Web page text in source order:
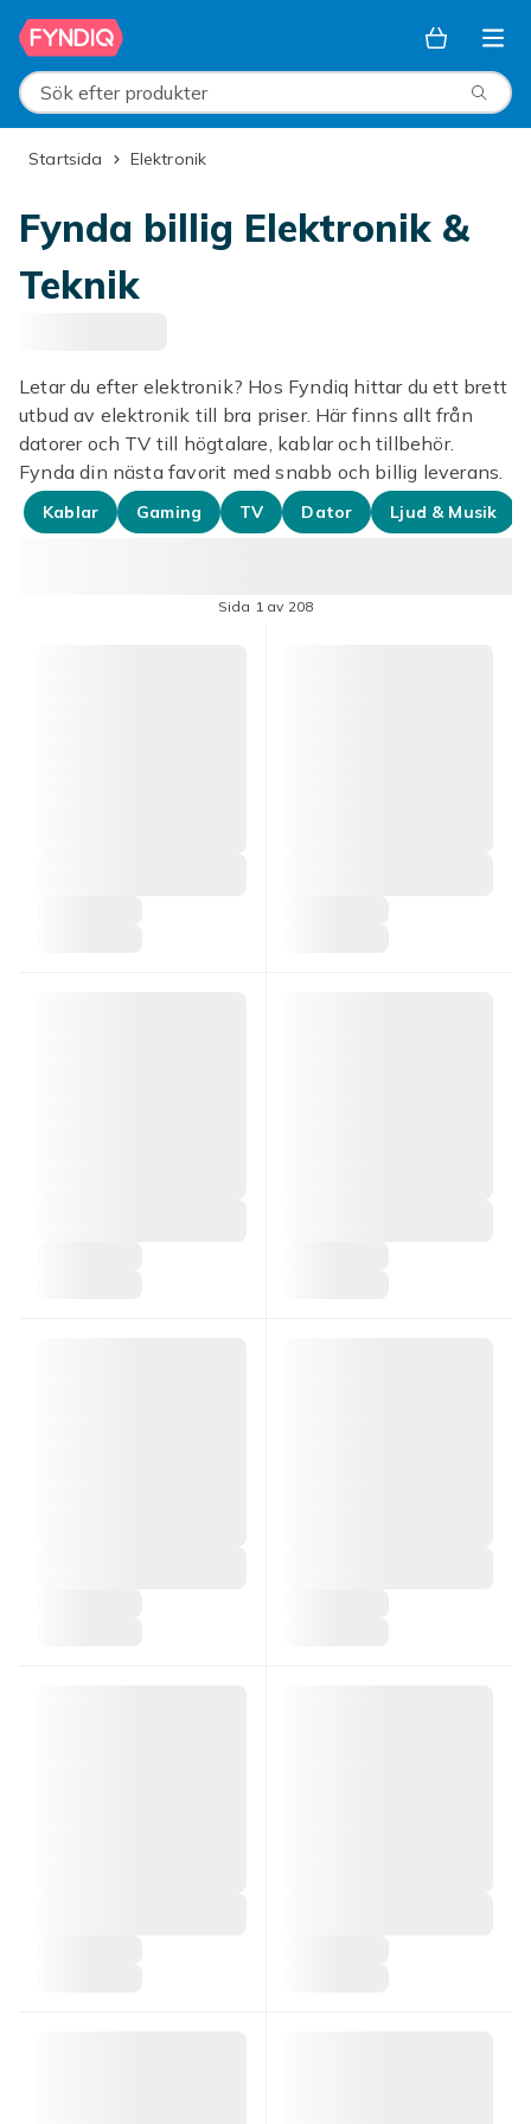
Hoppa till huvudinnehållet
Sök efter produkter
Startsida Elektronik
Fynda billig Elektronik &
Teknik
Letar du efter elektronik? Hos Fyndiq hittar du ett brett
utbud av elektronik till bra priser. Här finns allt från
datorer och TV till högtalare, kablar och tillbehör.
Fynda din nästa favorit med snabb och billig leverans.
Kablar Gaming TV Dator Ljud & Musik
Sida 1 av 208